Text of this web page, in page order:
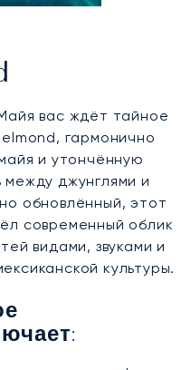
вас ждёт тайное
гармонично
и утончённую
джунглями и
обновлённый, этот
современный облик
видами, звуками и
культуры.